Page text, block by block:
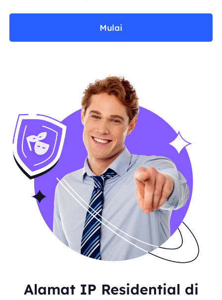
Mulai
Alamat IP Residential di